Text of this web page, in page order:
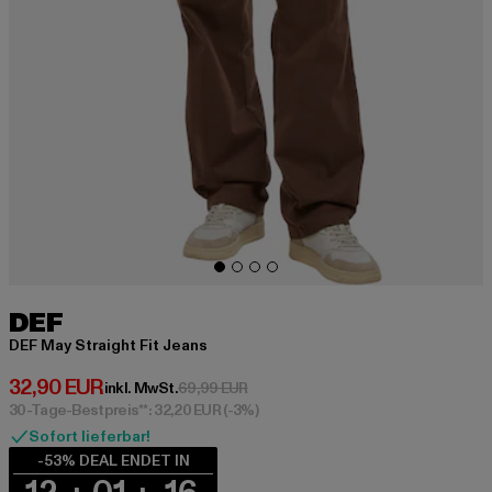
DEF
DEF May Straight Fit Jeans
32,90 EUR
Derzeitiger Preis: 32,90 EUR
inkl. MwSt.69,99 EURAktionspreis: 69,99 EUR
30-Tage-Bestpreis**: 32,20 EUR(-3%)
Sofort lieferbar!
-53% DEAL ENDET IN